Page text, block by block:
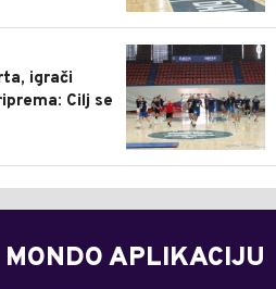
0
igrači
Cilj se
APLIKACIJU